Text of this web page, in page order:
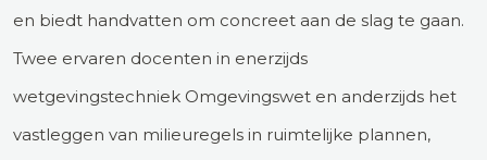
en biedt handvatten om concreet aan de slag te gaan.
Twee ervaren docenten in enerzijds
wetgevingstechniek Omgevingswet en anderzijds het
vastleggen van milieuregels in ruimtelijke plannen,